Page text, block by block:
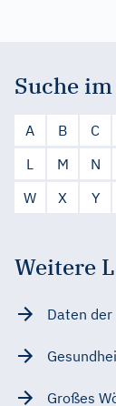
Suche
A B C
L
M N
W
X Y
Weitere
Daten
Großes